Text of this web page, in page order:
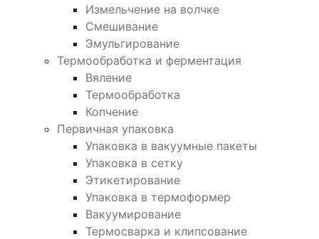
Измельчение на волчке
Смешивание
Эмульгирование
Термообработка и ферментация
Вяление
Термообработка
Копчение
Первичная упаковка
Упаковка в вакуумные пакеты
Упаковка в сетку
Этикетирование
Упаковка в термоформер
Вакуумирование
Термосварка и клипсование